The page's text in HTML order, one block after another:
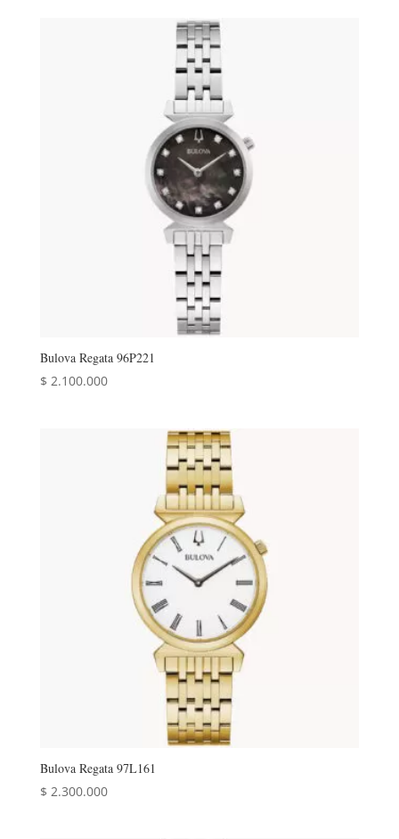
$ 3.300.000.
es:
$ 2.680.000.
Bulova Regata 96P221
$ 2.100.000
Bulova Regata 97L161
$ 2.300.000